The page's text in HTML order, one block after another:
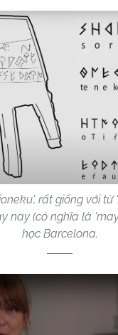
rất giống với từ
nay (có nghĩa là
học Barcelona.